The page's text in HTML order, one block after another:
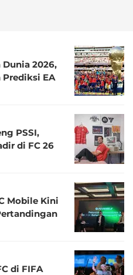
2026,
Prediksi EA
PSSI,
di FC 26
Mobile Kini
di FIFA